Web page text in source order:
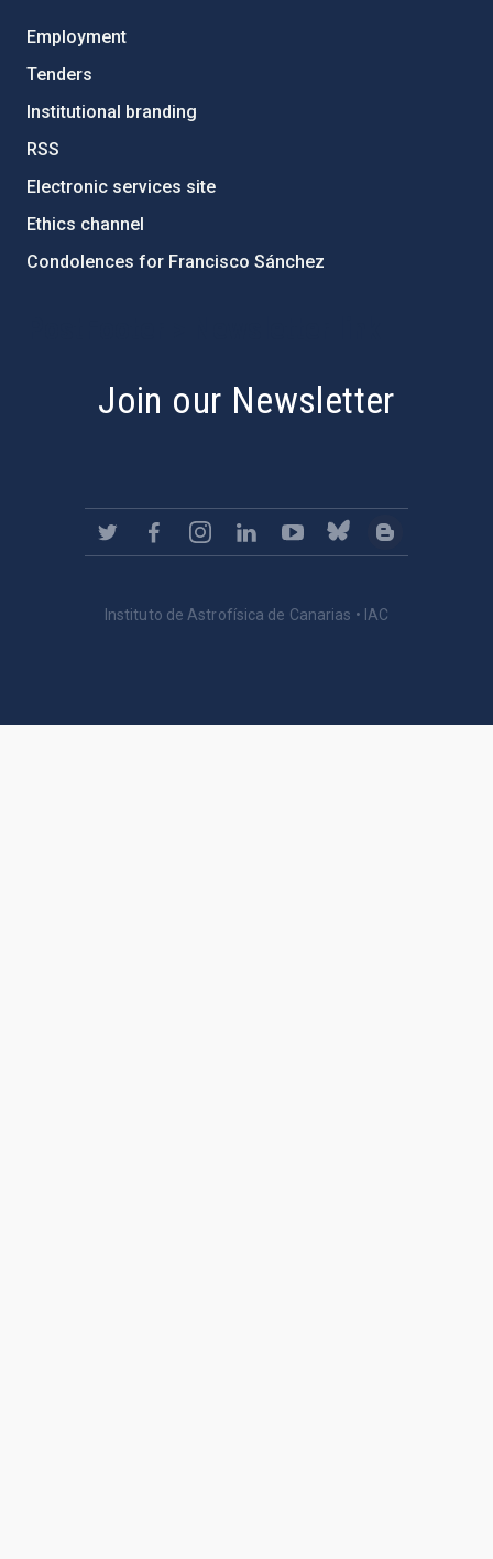
Employment
Tenders
Institutional branding
RSS
Electronic services site
Ethics channel
Condolences for Francisco Sánchez
Join our Newsletter
Instituto de Astrofísica de Canarias • IAC